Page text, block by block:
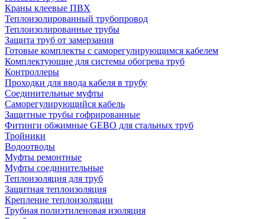
Краны клеевые ПВХ
Теплоизолированный трубопровод
Теплоизолированные трубы
Защита труб от замерзания
Готовые комплекты с саморегулирующимся кабелем
Комплектующие для системы обогрева труб
Контроллеры
Проходки для ввода кабеля в трубу
Соединительные муфты
Саморегулирующийся кабель
Защитные трубы гофрированные
Фитинги обжимные GEBO для стальных труб
Тройники
Водоотводы
Муфты ремонтные
Муфты соединительные
Теплоизоляция для труб
Защитная теплоизоляция
Крепление теплоизоляции
Трубная полиэтиленовая изоляция